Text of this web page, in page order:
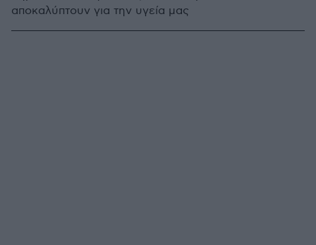
αποκαλύπτουν για την υγεία μας